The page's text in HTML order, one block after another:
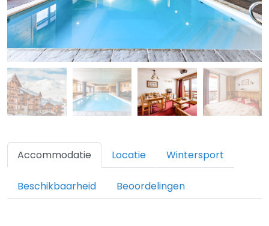
Accommodatie Locatie Wintersport
Beschikbaarheid Beoordelingen